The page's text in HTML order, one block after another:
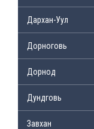
Дархан-Уул
Дорноговь
Дорнод
Дундговь
Завхан